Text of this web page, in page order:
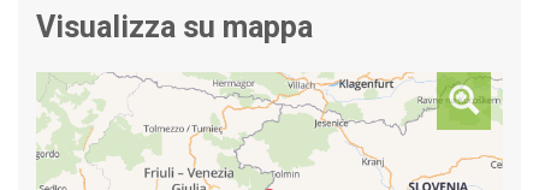
Visualizza su mappa